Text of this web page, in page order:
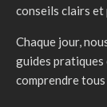
conseils clairs
Chaque jour,
guides pratiques
comprendre